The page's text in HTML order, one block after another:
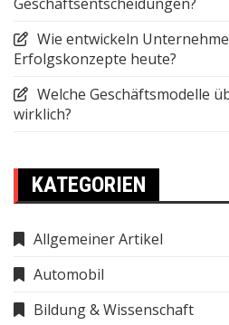
Wie entwickeln
Erfolgskonzepte heute?
Welche Geschäftsmodelle
wirklich?
KATEGORIEN
Allgemeiner Artikel
Automobil
Bildung & Wissenschaft